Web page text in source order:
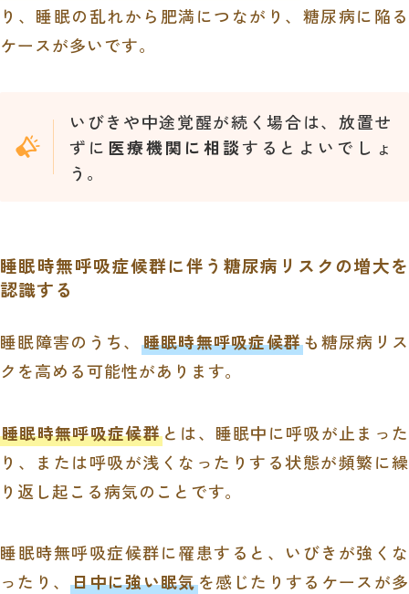
り、睡眠の乱れから肥満につながり、糖尿病に陥る
ケースが多いです。
いびきや中途覚醒が続く場合は、放置せ
ずに 医療機関に相談するとよいでしょ
う。
睡眠時無呼吸症候群に伴う糖尿病リスクの増大を
認識する
睡眠障害のうち、 睡眠時無呼吸症候群も糖尿病リス
クを高める可能性があります。
睡眠時無呼吸症候群とは、睡眠中に呼吸が止まった
り、または呼吸が浅くなったりする状態が頻繁に繰
り返し起こる病気のことです。
睡眠時無呼吸症候群に罹患すると、いびきが強くな
ったり、日中に強い眠気を感じたりするケースが多